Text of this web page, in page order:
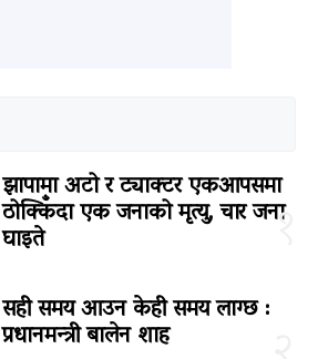
१
झापामा अटो र ट्याक्टर एकआपसमा
ठोक्किँदा एक जनाको मृत्यु, चार जना
घाइते
सही समय आउन केही समय लाग्छ :
प्रधानमन्त्री बालेन शाह